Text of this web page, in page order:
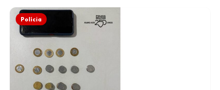
Polícia